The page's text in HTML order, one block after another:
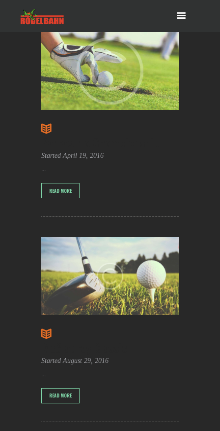
Started April 19, 2016
...
READ MORE
Started August 29, 2016
...
READ MORE